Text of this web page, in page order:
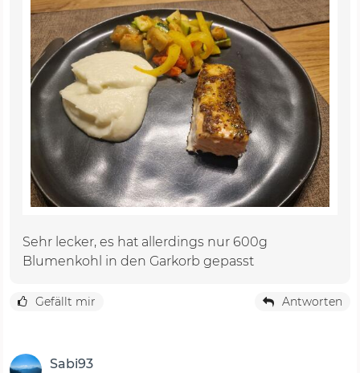
Sehr lecker, es hat allerdings nur 600g
Blumenkohl in den Garkorb gepasst
Gefällt mir Antworten
Sabi93